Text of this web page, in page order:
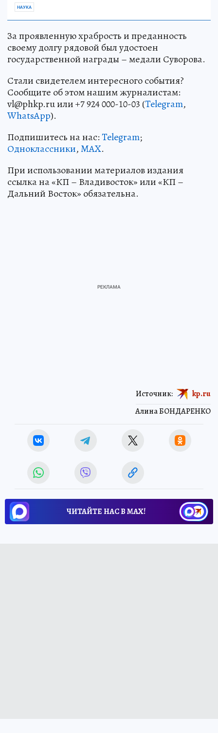
НАУКА
За проявленную храбрость и преданность
своему долгу рядовой был удостоен
государственной награды – медали Суворова.
Стали свидетелем интересного события?
Сообщите об этом нашим журналистам:
vl@phkp.ru или +7 924 000-10-03 (Telegram,
WhatsApp).
Подпишитесь на нас:Telegram;
Одноклассники,MAX.
При использовании материалов издания
ссылка на «КП – Владивосток» или «КП –
Дальний Восток» обязательна.
Алина БОНДАРЕНКО
Источник: kp.ru
ЧИТАЙТЕ НАС В МАХ!